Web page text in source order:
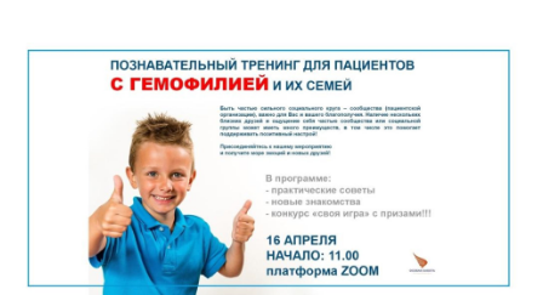
маршрутизации пациентов.